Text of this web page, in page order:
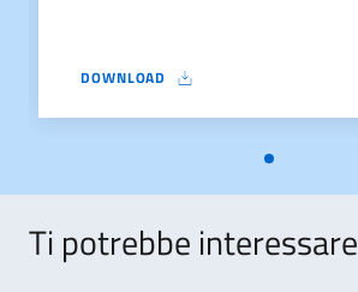
DOWNLOAD
ALLEGATO DOMANDA MAECI
Ti potrebbe